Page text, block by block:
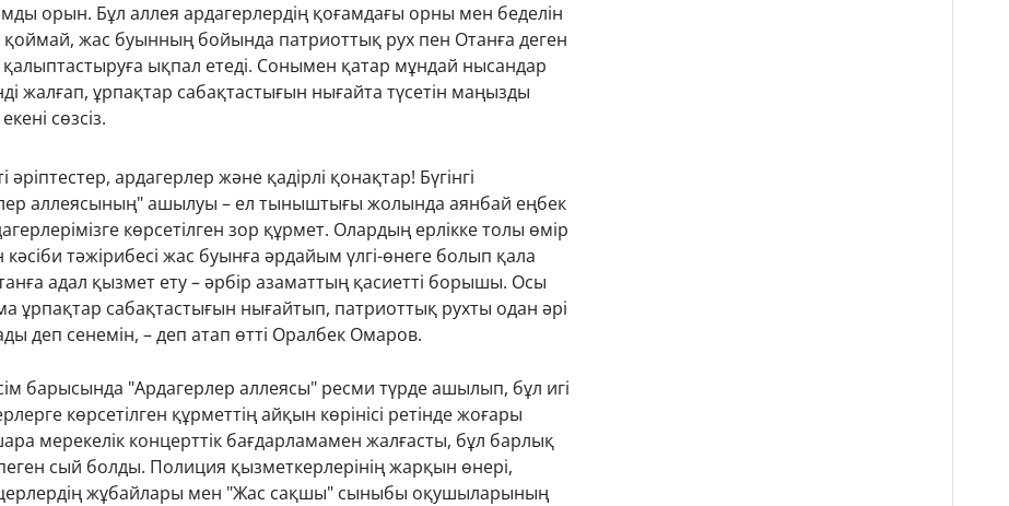
орын. Бұл аллея ардагерлердің қоғамдағы орны мен беделін
жас буынның бойында патриоттық рух пен Отанға деген
қалыптастыруға ықпал етеді. Сонымен қатар мұндай нысандар
жалғап, ұрпақтар сабақтастығын нығайта түсетін маңызды
сөзсіз.
әріптестер, ардагерлер және қадірлі қонақтар! Бүгінгі
аллеясының" ашылуы – ел тыныштығы жолында аянбай еңбек
көрсетілген зор құрмет. Олардың ерлікке толы өмір
тәжірибесі жас буынға әрдайым үлгі-өнеге болып қала
адал қызмет ету – әрбір азаматтың қасиетті борышы. Осы
ұрпақтар сабақтастығын нығайтып, патриоттық рухты одан әрі
деп сенемін, – деп атап өтті Оралбек Омаров.
барысында "Ардагерлер аллеясы" ресми түрде ашылып, бұл игі
көрсетілген құрметтің айқын көрінісі ретінде жоғары
мерекелік концерттік бағдарламамен жалғасты, бұл барлық
сый болды. Полиция қызметкерлерінің жарқын өнері,
жұбайлары мен "Жас сақшы" сыныбы оқушыларының